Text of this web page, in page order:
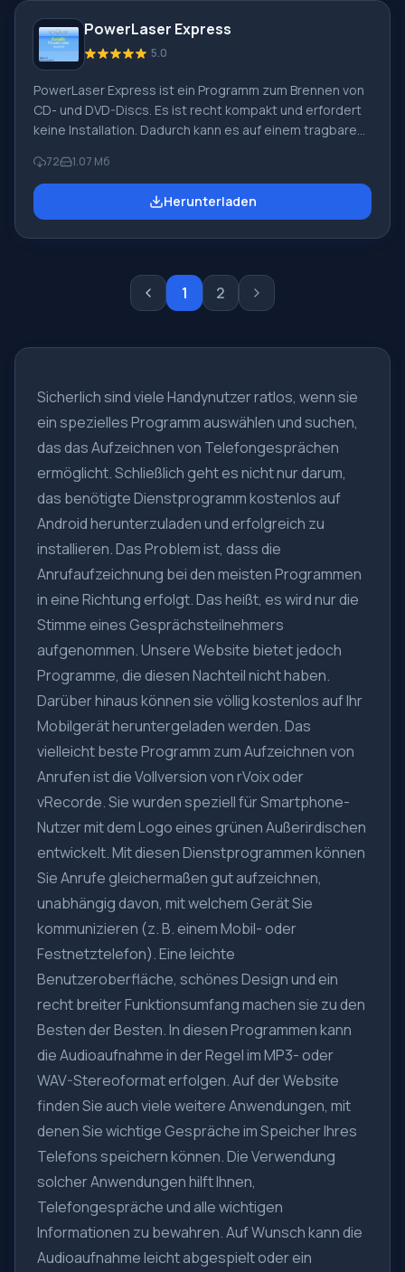
anzubinden. Durch das Erstellen von Wiedergabelisten
PowerLaser Express
5.0
PowerLaser Express ist ein Programm zum Brennen von
CD- und DVD-Discs. Es ist recht kompakt und erfordert
keine Installation. Dadurch kann es auf einem tragbaren
als Assistent präsentiert, mit dem Sie Schritt für Schritt
durch den Brennvorgang geführt werden. Das
Dienstprogramm ermöglicht es Ihnen, Daten auf Medien
72 1.07 Мб
Herunterladen
1 2
Sicherlich sind viele Handynutzer ratlos, wenn sie
ein spezielles Programm auswählen und suchen,
das das Aufzeichnen von Telefongesprächen
ermöglicht. Schließlich geht es nicht nur darum,
das benötigte Dienstprogramm kostenlos auf
Android herunterzuladen und erfolgreich zu
installieren. Das Problem ist, dass die
Anrufaufzeichnung bei den meisten Programmen
in eine Richtung erfolgt. Das heißt, es wird nur die
Stimme eines Gesprächsteilnehmers
aufgenommen. Unsere Website bietet jedoch
Programme, die diesen Nachteil nicht haben.
Darüber hinaus können sie völlig kostenlos auf Ihr
Mobilgerät heruntergeladen werden. Das
vielleicht beste Programm zum Aufzeichnen von
Anrufen ist die Vollversion von rVoix oder
vRecorde. Sie wurden speziell für Smartphone-
Nutzer mit dem Logo eines grünen Außerirdischen
entwickelt. Mit diesen Dienstprogrammen können
Sie Anrufe gleichermaßen gut aufzeichnen,
unabhängig davon, mit welchem Gerät Sie
kommunizieren (z. B. einem Mobil- oder
Festnetztelefon). Eine leichte
Benutzeroberfläche, schönes Design und ein
recht breiter Funktionsumfang machen sie zu den
Besten der Besten. In diesen Programmen kann
die Audioaufnahme in der Regel im MP3- oder
WAV-Stereoformat erfolgen. Auf der Website
finden Sie auch viele weitere Anwendungen, mit
denen Sie wichtige Gespräche im Speicher Ihres
Telefons speichern können. Die Verwendung
solcher Anwendungen hilft Ihnen,
Telefongespräche und alle wichtigen
Informationen zu bewahren. Auf Wunsch kann die
Audioaufnahme leicht abgespielt oder ein